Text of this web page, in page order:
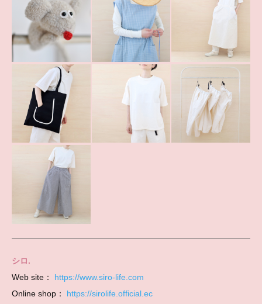
シロ.
Web site： https://www.siro-life.com
Online shop： https://sirolife.official.ec